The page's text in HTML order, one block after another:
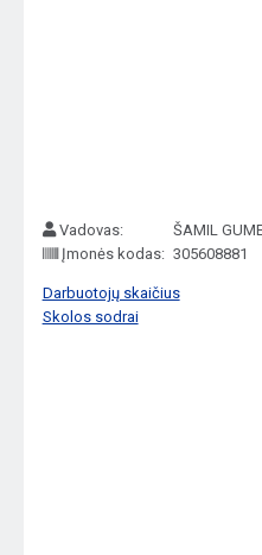
Vadovas:
ŠAMIL
Įmonės kodas: 305608881
Darbuotojų skaičius
Skolos sodrai